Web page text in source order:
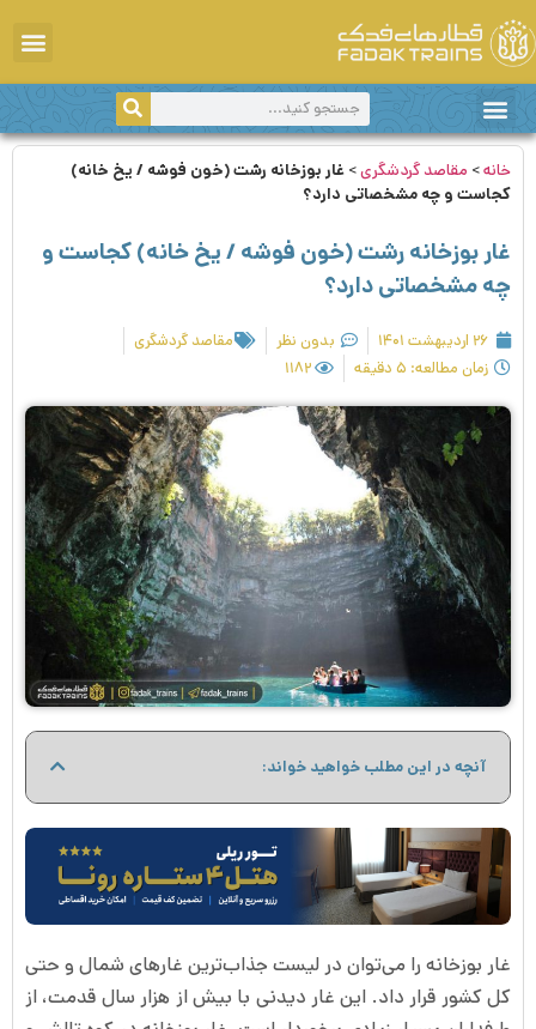
خانه> مقاصد گردشگری> غار بوزخانه رشت (خون فوشه / یخ خانه)
کجاست و چه مشخصاتی دارد؟
غار بوزخانه رشت (خون فوشه / یخ خانه) کجاست و
چه مشخصاتی دارد؟
۲۶ اردیبهشت ۱۴۰۱ بدون نظر
مقاصد گردشگری
زمان مطالعه: ۵ دقیقه
۱۱۸۲
آنچه در این مطلب خواهید خواند:
غار بوزخانه را می‌توان در لیست جذاب‌ترین غارهای شمال و حتی
کل کشور قرار داد. این غار دیدنی با بیش از هزار سال قدمت، از